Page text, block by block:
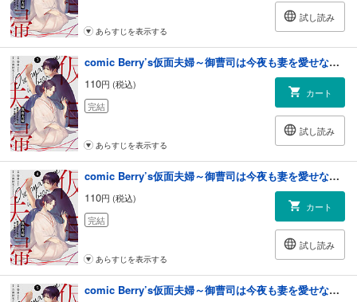
試し読み
あらすじを表示する
comic Berry’s仮面夫婦～御曹司は今夜も妻を愛せない～3巻
110円 (税込)
完結
カート
試し読み
あらすじを表示する
comic Berry’s仮面夫婦～御曹司は今夜も妻を愛せない～4巻
110円 (税込)
完結
カート
試し読み
あらすじを表示する
comic Berry’s仮面夫婦～御曹司は今夜も妻を愛せない～5巻